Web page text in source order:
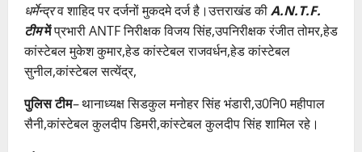
धर्मेन्द्रव शाहिद पर दर्जनों मुकदमे दर्ज है।उत्तराखंड कीA.N.T.F.
टीममेंप्रभारी ANTF निरीक्षक विजय सिंह,उपनिरीक्षक रंजीत तोमर,हेड
कांस्टेबल मुकेश कुमार,हेड कांस्टेबल राजवर्धन,हेड कांस्टेबल
सुनील,कांस्टेबल सत्येंद्र,
पुलिस टीम–थानाध्यक्ष सिडकुल मनोहर सिंह भंडारी,उ0नि0 महीपाल
सैनी,कांस्टेबल कुलदीप डिमरी,कांस्टेबल कुलदीप सिंह शामिल रहे।